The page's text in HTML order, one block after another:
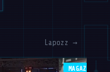
Lapozz →
MAGAZIN